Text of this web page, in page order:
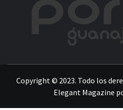
Copyright © 2023. Todo los
Elegant Magazine